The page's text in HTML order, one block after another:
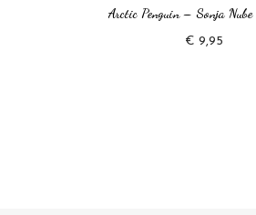
Arctic Penguin – Sonja Nube
€ 9,95